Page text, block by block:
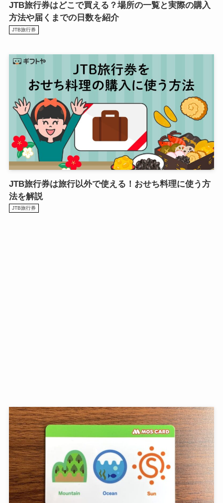
JTB旅行券はどこで買える？場所の一覧と実際の購入
方法や届くまでの日数を紹介
JTB旅行券
JTB旅行券は旅行以外で使える！おせち料理に使う方
法を解説
JTB旅行券